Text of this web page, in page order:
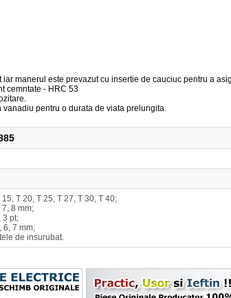
manerul este prevazut cu insertie de cauciuc pentru a
cemntate - HRC 53
pentru o durata de viata prelungita.
T 20, T 25, T 27, T 30, T 40;
7, 8 mm;
3 pt;
6, 7 mm;
de insurubat.